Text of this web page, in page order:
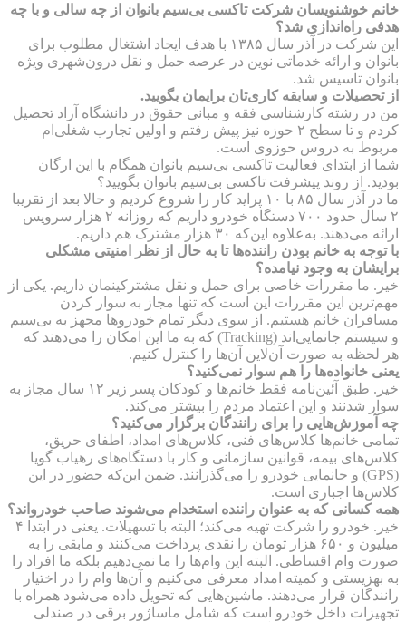
خانم خوشنویسان شرکت تاکسی بی‌سیم بانوان از چه سالی و با چه
هدفی راه‌اندازی شد؟
این شرکت در آذر سال ۱۳۸۵ با هدف ایجاد اشتغال مطلوب برای
بانوان و ارائه خدماتی نوین در عرصه حمل و نقل درون‌شهری ویژه
بانوان تاسیس شد.
از تحصیلات و سابقه کاری‌تان برایمان بگویید.
من در رشته کارشناسی فقه و مبانی حقوق در دانشگاه آزاد تحصیل
کردم و تا سطح ۲ حوزه نیز پیش رفتم و اولین تجارب شغلی‌ام
مربوط به دروس حوزوی است.
شما از ابتدای فعالیت تاکسی‌ بی‌سیم بانوان همگام با این ارگان
بودید. از روند پیشرفت تاکسی بی‌سیم بانوان بگویید؟
ما در آذر سال ۸۵ با ۱۰ پراید کار را شروع کردیم و حالا بعد از تقریبا
۲ سال حدود ۷۰۰ دستگاه خودرو داریم که روزانه ۲ هزار سرویس
ارائه می‌دهند. به‌علاوه این‌که ۳۰ هزار مشترک هم داریم.
با توجه به خانم بودن راننده‌‌ها تا به حال از نظر امنیتی مشکلی
برایشان به وجود نیامده؟
خیر. ما مقررات خاصی برای حمل و نقل مشترکینمان داریم. یکی از
مهم‌ترین این مقررات این است که تنها مجاز به سوار کردن
مسافران خانم هستیم. از سوی دیگر تمام خودروها مجهز به بی‌سیم
و سیستم جانمایی‌اند (Tracking) که به ما این امکان را می‌دهند که
هر لحظه به صورت آن‌لاین آن‌ها را کنترل کنیم.
یعنی خانواده‌ها را هم سوار نمی‌کنید؟
خیر. طبق آئین‌نامه فقط خانم‌ها و کودکان پسر زیر ۱۲ سال مجاز به
سوار شدنند و این اعتماد مردم را بیشتر می‌کند.
چه آموزش‌هایی را برای رانندگان برگزار می‌کنید؟
تمامی خانم‌ها کلاس‌های فنی، کلاس‌های امداد، اطفای حریق،
کلاس‌های بیمه، قوانین سازمانی و کار با دستگاه‌های رهیاب گویا
(GPS) و جانمایی خودرو را می‌گذرانند. ضمن این‌که حضور در این
کلاس‌ها اجباری است.
همه کسانی که به عنوان راننده استخدام می‌شوند صاحب خودرواند؟
خیر. خودرو را شرکت تهیه می‌کند؛ البته با تسهیلات. یعنی در ابتدا ۴
میلیون و ۶۵۰ هزار تومان را نقدی پرداخت می‌کنند و مابقی را به
صورت وام اقساطی. البته این وام‌ها را ما نمی‌دهیم بلکه ما افراد را
به بهزیستی و کمیته امداد معرفی می‌کنیم و آن‌ها وام را در اختیار
رانندگان قرار می‌دهند. ماشین‌هایی که تحویل داده می‌شود همراه با
تجهیزات داخل خودرو است که شامل ماساژور برقی در صندلی